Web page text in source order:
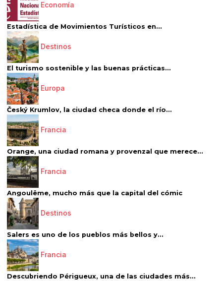
Economía
Estadística de Movimientos Turísticos en...
Destinos
El turismo sostenible y las buenas prácticas...
Europa
Český Krumlov, la ciudad checa donde el río...
Francia
Orange, una ciudad romana y provenzal que merece...
Francia
Angoulême, mucho más que la capital del cómic
Destinos
Salers es uno de los pueblos más bellos y...
Francia
Descubriendo Périgueux, una de las ciudades más...